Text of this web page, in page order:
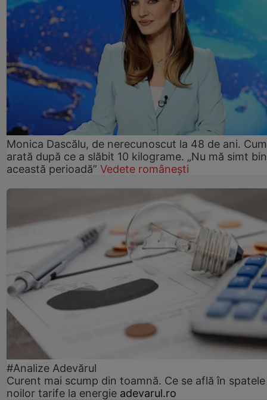
Monica Dascălu, de nerecunoscut la 48 de ani. Cum
arată după ce a slăbit 10 kilograme. „Nu mă simt
această perioadă” Vedete românești
#Analize Adevărul
Curent mai scump din toamnă. Ce se află în spatele
noilor tarife la energie adevarul.ro